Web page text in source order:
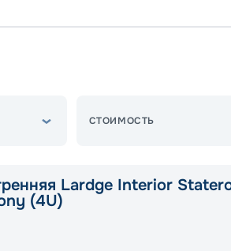
СТОИМОСТЬ
Lardge Interior
(4U)